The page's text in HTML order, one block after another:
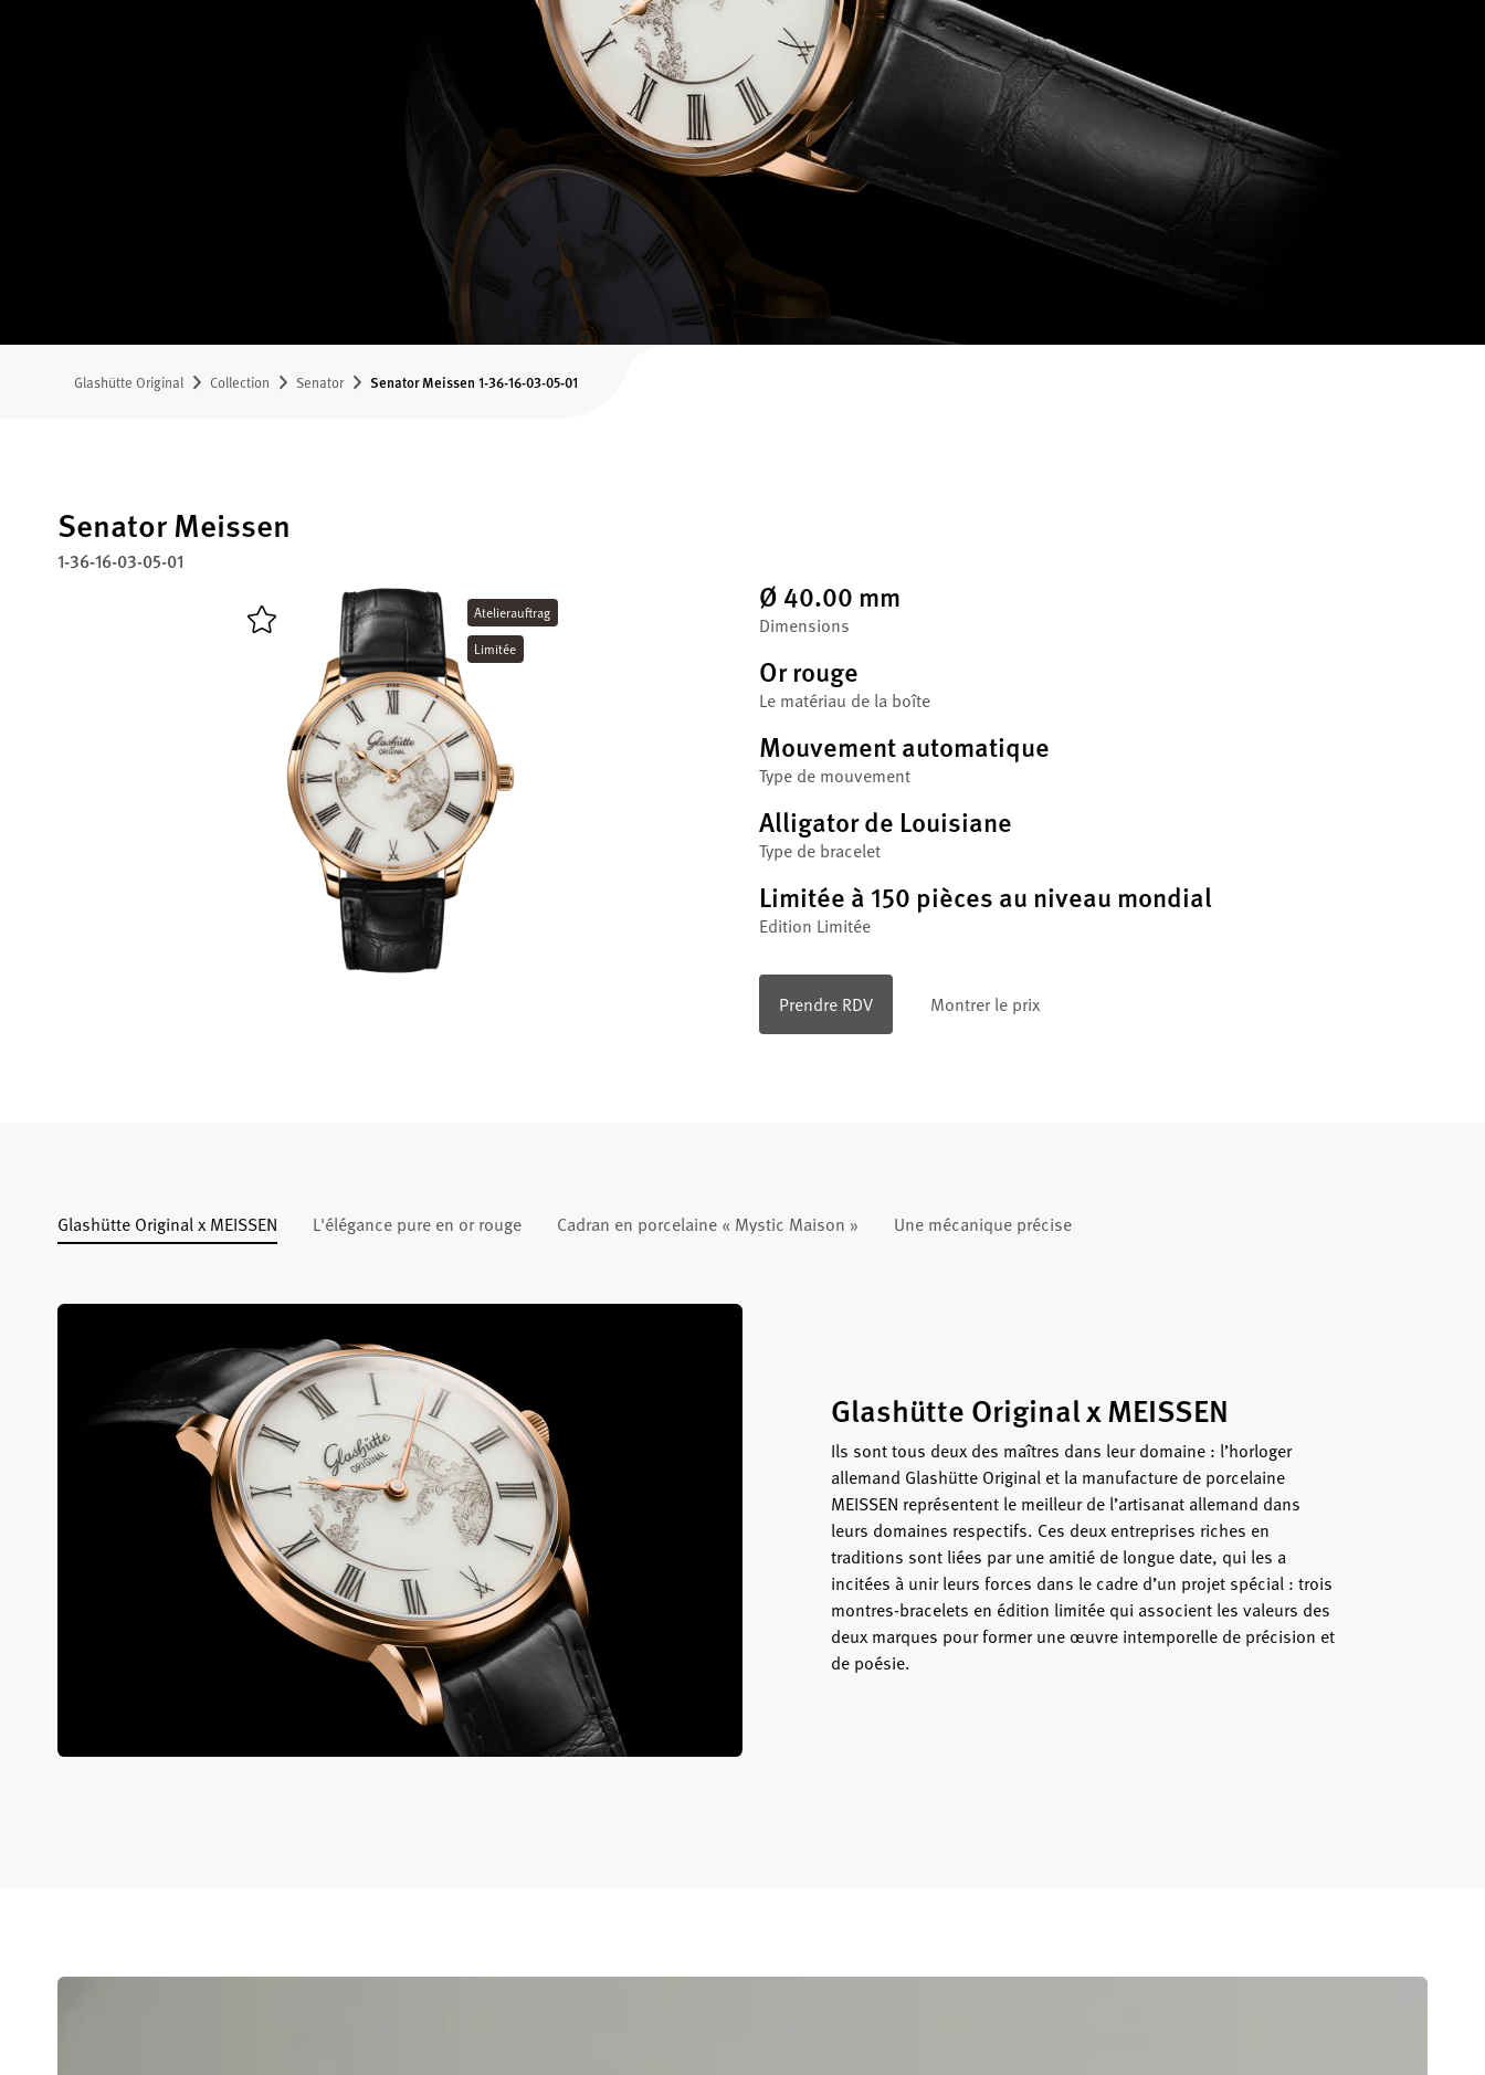
Glashütte Original Collection Senator Senator Meissen 1-36-16-03-05-01
Senator Meissen
1-36-16-03-05-01
Atelierauftrag
Limitée
Ø 40.00 mm
Dimensions
Or rouge
Le matériau de la boîte
Mouvement automatique
Type de mouvement
Alligator de Louisiane
Type de bracelet
Limitée à 150 pièces au niveau mondial
Edition Limitée
Prendre RDV Montrer le prix
Glashütte Original x MEISSEN L'élégance pure en or rouge Cadran en porcelaine « Mystic Maison » Une mécanique précise
Glashütte Original x MEISSEN
Ils sont tous deux des maîtres dans leur domaine : l’horloger
allemand Glashütte Original et la manufacture de porcelaine
MEISSEN représentent le meilleur de l’artisanat allemand dans
leurs domaines respectifs. Ces deux entreprises riches en
traditions sont liées par une amitié de longue date, qui les a
incitées à unir leurs forces dans le cadre d’un projet spécial : trois
montres-bracelets en édition limitée qui associent les valeurs des
deux marques pour former une œuvre intemporelle de précision et
de poésie.